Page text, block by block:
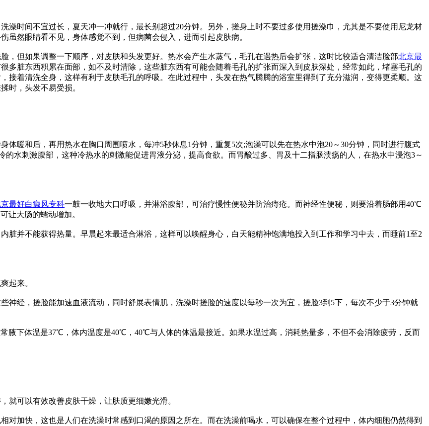
澡时间不宜过长，夏天冲一冲就行，最长别超过20分钟。另外，搓身上时不要过多使用搓澡巾，尤其是不要使用尼龙材
虽然眼睛看不见，身体感觉不到，但病菌会侵入，进而引起皮肤病。
，但如果调整一下顺序，对皮肤和头发更好。热水会产生水蒸气，毛孔在遇热后会扩张，这时比较适合清洁脸部北京最
多脏东西积累在面部，如不及时清除，这些脏东西有可能会随着毛孔的扩张而深入到皮肤深处，经常如此，堵塞毛孔的
接着清洗全身，这样有利于皮肤毛孔的呼吸。在此过程中，头发在热气腾腾的浴室里得到了充分滋润，变得更柔顺。这
时，头发不易受损。
体暖和后，再用热水在胸口周围喷水，每冲5秒休息1分钟，重复5次;泡澡可以先在热水中泡20～30分钟，同时进行腹式
水刺激腹部，这种冷热水的刺激能促进胃液分泌，提高食欲。而胃酸过多、胃及十二指肠溃疡的人，在热水中浸泡3～
最好白癜风专科一鼓一收地大口呼吸，并淋浴腹部，可治疗慢性便秘并防治痔疮。而神经性便秘，则要沿着肠部用40℃
让大肠的蠕动增加。
脏并不能获得热量。早晨起来最适合淋浴，这样可以唤醒身心，白天能精神饱满地投入到工作和学习中去，而睡前1至2
起来。
神经，搓脸能加速血液流动，同时舒展表情肌，洗澡时搓脸的速度以每秒一次为宜，搓脸3到5下，每次不少于3分钟就
腋下体温是37℃，体内温度是40℃，40℃与人体的体温最接近。如果水温过高，消耗热量多，不但不会消除疲劳，反而
就可以有效改善皮肤干燥，让肤质更细嫩光滑。
对加快，这也是人们在洗澡时常感到口渴的原因之所在。而在洗澡前喝水，可以确保在整个过程中，体内细胞仍然得到